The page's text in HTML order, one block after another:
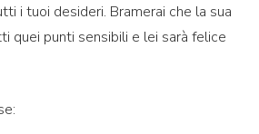
i tuoi desideri. Bramerai che la sua
quei punti sensibili e lei sarà felice